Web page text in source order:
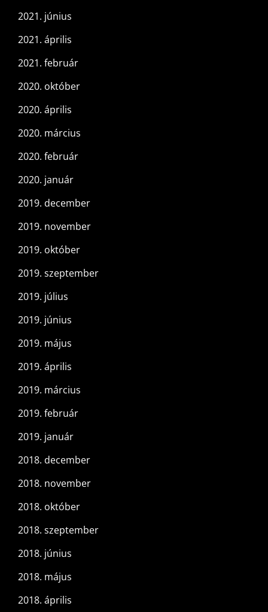
2021. június
2021. április
2021. február
2020. október
2020. április
2020. március
2020. február
2020. január
2019. december
2019. november
2019. október
2019. szeptember
2019. július
2019. június
2019. május
2019. április
2019. március
2019. február
2019. január
2018. december
2018. november
2018. október
2018. szeptember
2018. június
2018. május
2018. április